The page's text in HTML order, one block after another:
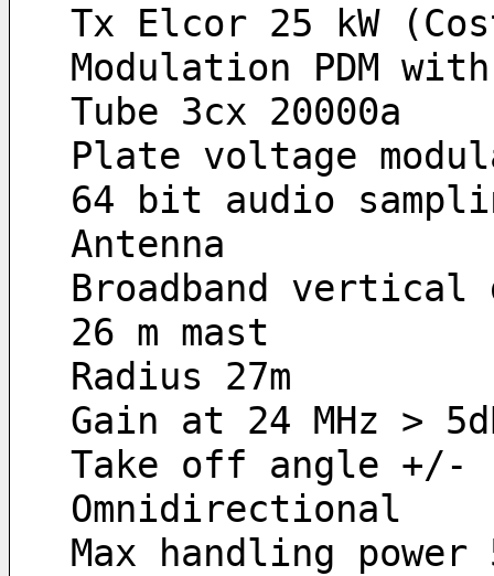
Tx Elcor 25 kW
Modulation PDM
Tube 3cx 20000a
Plate voltage
64 bit audio
Antenna
Broadband
26 m mast
Radius 27m
Gain at 24 MHz >
Take off angle +/-
Omnidirectional
Max handling power